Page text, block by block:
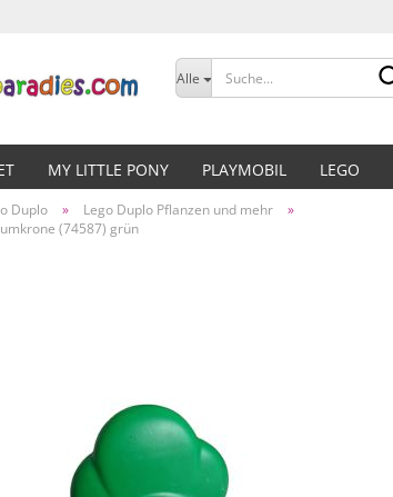
Sprache
Lieferland
Alle
MY LITTLE PONY PLAYMOBIL LEGO
Duplo » Lego Duplo Pflanzen und mehr
»
(74587) grün